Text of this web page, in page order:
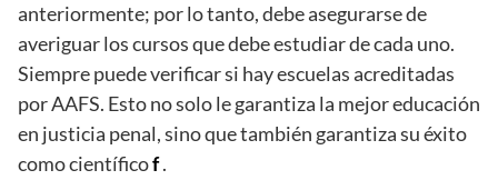
anteriormente; por lo tanto, debe asegurarse de
averiguar los cursos que debe estudiar de cada uno.
Siempre puede verificar si hay escuelas acreditadas
por AAFS. Esto no solo le garantiza la mejor educación
en justicia penal, sino que también garantiza su éxito
como científicof.